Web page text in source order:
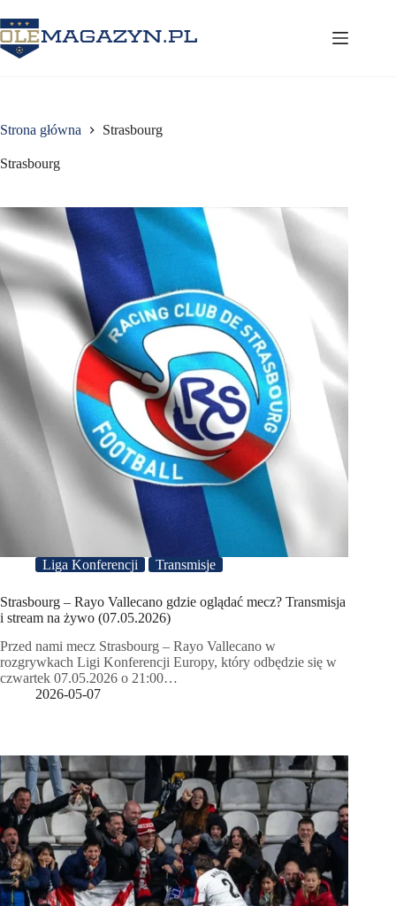
do
treści
Strona główna Strasbourg
Strasbourg
Liga Konferencji Transmisje
Strasbourg – Rayo Vallecano gdzie oglądać mecz? Transmisja
i stream na żywo (07.05.2026)
Przed nami mecz Strasbourg – Rayo Vallecano w
rozgrywkach Ligi Konferencji Europy, który odbędzie się w
czwartek 07.05.2026 o 21:00…
2026-05-07